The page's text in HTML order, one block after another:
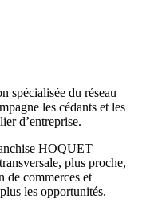
du réseau
les cédants et les
d’entreprise.
HOQUET
plus proche,
de commerces et
les opportunités.